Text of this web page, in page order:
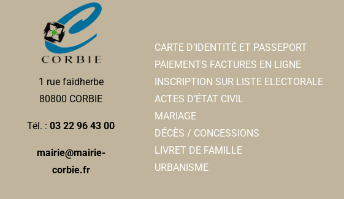
1 rue faidherbe
80800 CORBIE
Tél. :03 22 96 43 00
mairie@mairie-
corbie.fr
CARTE D’IDENTITÉ ET PASSEPORT
PAIEMENTS FACTURES EN LIGNE
INSCRIPTION SUR LISTE ELECTORALE
ACTES D’ÉTAT CIVIL
MARIAGE
DÉCÈS / CONCESSIONS
LIVRET DE FAMILLE
URBANISME